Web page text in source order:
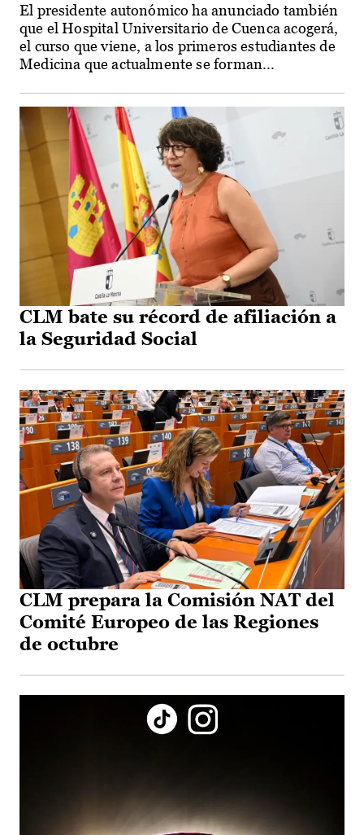
El presidente autonómico ha anunciado también
que el Hospital Universitario de Cuenca acogerá,
el curso que viene, a los primeros estudiantes de
Medicina que actualmente se forman...
CLM bate su récord de afiliación a
la Seguridad Social
CLM prepara la Comisión NAT del
Comité Europeo de las Regiones
de octubre